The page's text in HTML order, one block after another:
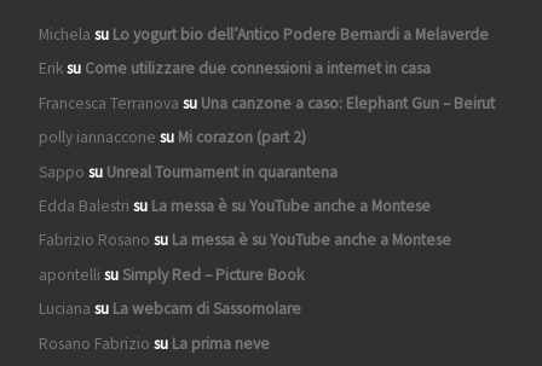
Michela su Lo yogurt bio dell’Antico Podere Bernardi a Melaverde
Eriksu Come utilizzare due connessioni a internet in casa
Francesca Terranova su Una canzone a caso: Elephant Gun – Beirut
polly iannaccone su Mi corazon (part 2)
Sappo su Unreal Tournament in quarantena
Edda Balestri su La messa è su YouTube anche a Montese
Fabrizio Rosano su La messa è su YouTube anche a Montese
apontelli suSimply Red – Picture Book
Luciana su La webcam di Sassomolare
Rosano Fabrizio su La prima neve